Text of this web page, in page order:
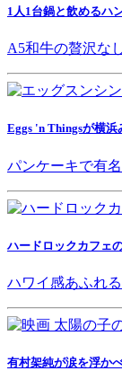
1人1台鍋と飲めるハ
A5和牛の贅沢な
Eggs 'n Thingsが横浜
パンケーキで有
ハードロックカフェ
ハワイ感あふれ
有村架純が涙を浮か